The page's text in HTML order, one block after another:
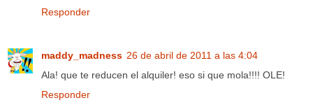
Responder
maddy_madness 26 de abril de 2011 a las 4:04
Ala! que te reducen el alquiler! eso si que mola!!!! OLE!
Responder